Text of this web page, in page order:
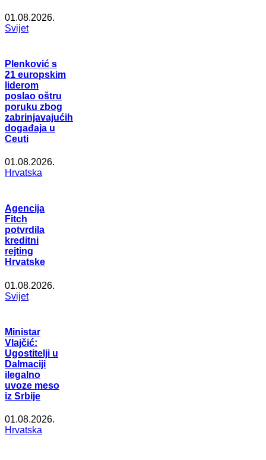
01.08.2026.
Svijet
Plenković s
21 europskim
liderom
poslao oštru
poruku zbog
zabrinjavajućih
događaja u
Ceuti
01.08.2026.
Hrvatska
Agencija
Fitch
potvrdila
kreditni
rejting
Hrvatske
01.08.2026.
Svijet
Ministar
Vlajčić:
Ugostitelji u
Dalmaciji
ilegalno
uvoze meso
iz Srbije
01.08.2026.
Hrvatska